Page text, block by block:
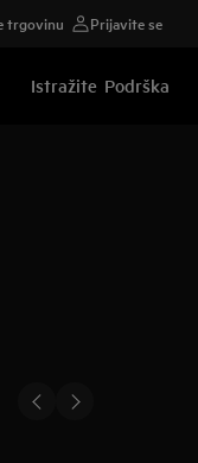
trgovinu Prijavite se
Istražite Podrška